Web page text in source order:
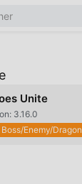
Unite
3.16.0
Boss/Enemy/Dragon